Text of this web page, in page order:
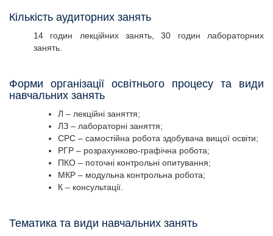
Кількість аудиторних занять
14 годин лекційних занять, 30 годин лабораторних
занять.
Форми організації освітнього процесу та види
навчальних занять
Л – лекційні заняття;
ЛЗ – лабораторні заняття;
СРС – самостійна робота здобувача вищої освіти;
РГР – розрахунково-графічна робота;
ПКО – поточні контрольні опитування;
МКР – модульна контрольна робота;
К – консультації.
Тематика та види навчальних занять